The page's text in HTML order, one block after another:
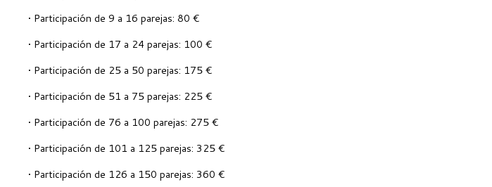
• Participación de 9 a 16 parejas: 80 €
• Participación de 17 a 24 parejas: 100 €
• Participación de 25 a 50 parejas: 175 €
• Participación de 51 a 75 parejas: 225 €
• Participación de 76 a 100 parejas: 275 €
• Participación de 101 a 125 parejas: 325 €
• Participación de 126 a 150 parejas: 360 €